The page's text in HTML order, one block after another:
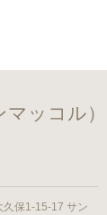
ッコル）
久保1-15-17 サン